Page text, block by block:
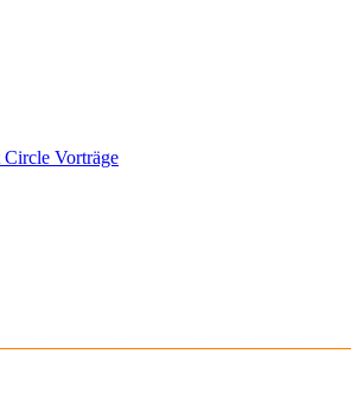
Circle Vorträge